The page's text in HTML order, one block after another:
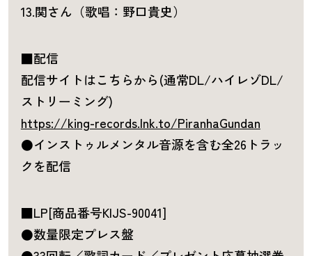
13.関さん（歌唱：野口貴史）
■配信
配信サイトはこちらから(通常DL/ハイレゾDL/
ストリーミング)
https://king-records.lnk.to/PiranhaGundan
●インストゥルメンタル音源を含む全26トラッ
クを配信
■LP[商品番号KIJS-90041]
●数量限定プレス盤